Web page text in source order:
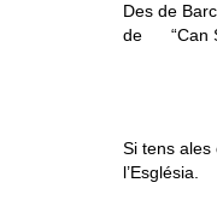
Des de
de “Can
Si tens
l’Església.